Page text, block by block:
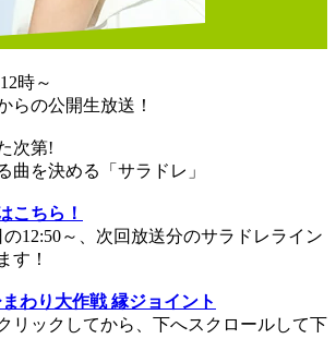
時～
らの公開生放送！
次第!
曲を決める「サラドレ」
こちら！
12:50～、次回放送分のサラドレライン
す！
わり大作戦 縁ジョイント
リックしてから、下へスクロールして下